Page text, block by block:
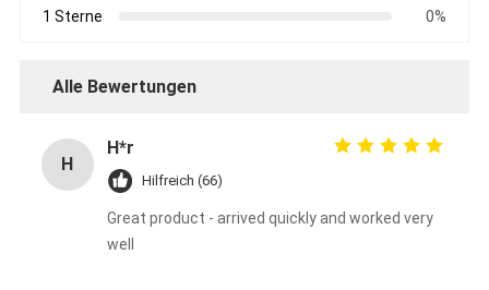
1 Sterne
0%
Alle Bewertungen
H
H*r
Hilfreich (66)
Great product - arrived quickly and worked very
well